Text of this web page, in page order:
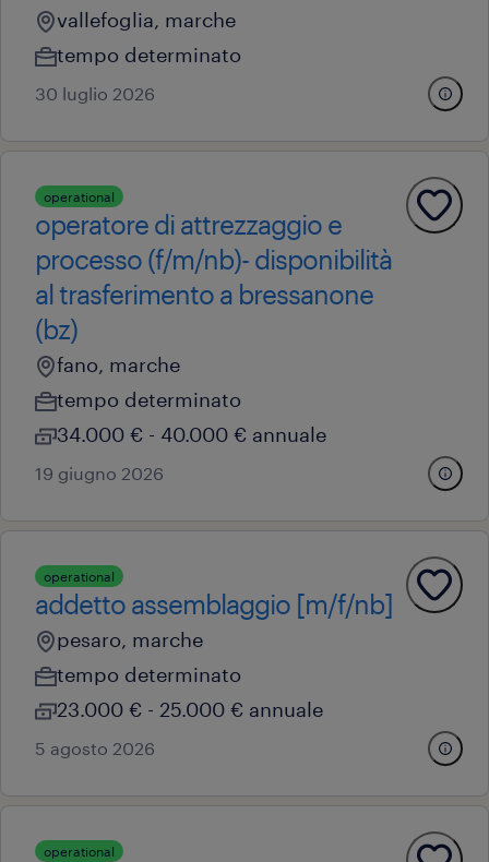
vallefoglia, marche
tempo determinato
30 luglio 2026
operational
operatore di attrezzaggio e
processo (f/m/nb)- disponibilità
al trasferimento a bressanone
(bz)
fano, marche
tempo determinato
34.000 € - 40.000 € annuale
19 giugno 2026
operational
addetto assemblaggio [m/f/nb]
pesaro, marche
tempo determinato
23.000 € - 25.000 € annuale
5 agosto 2026
operational